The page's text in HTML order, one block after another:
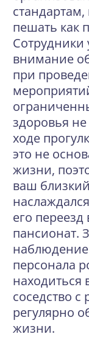
пешать как
Сотрудники
внимание
при
здоровья
ходе
это не
жизни,
ваш
его
пансионат.
персонала
находиться
соседство
регулярно
жизни.